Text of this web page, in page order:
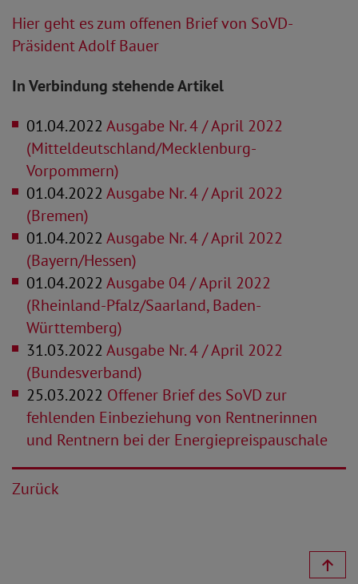
Hier geht es zum offenen Brief von SoVD-
Präsident Adolf Bauer
In Verbindung stehende Artikel
01.04.2022Ausgabe Nr. 4 / April 2022
(Mitteldeutschland/Mecklenburg-
Vorpommern)
01.04.2022Ausgabe Nr. 4 / April 2022
(Bremen)
01.04.2022Ausgabe Nr. 4 / April 2022
(Bayern/Hessen)
01.04.2022Ausgabe 04 / April 2022
(Rheinland-Pfalz/Saarland, Baden-
Württemberg)
31.03.2022Ausgabe Nr. 4 / April 2022
(Bundesverband)
25.03.2022 Offener Brief des SoVD zur
fehlenden Einbeziehung von Rentnerinnen
und Rentnern bei der Energiepreispauschale
Zurück